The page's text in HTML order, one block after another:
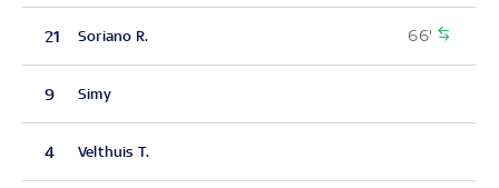
21 Soriano R. 66'
9 Simy
4 Velthuis T.